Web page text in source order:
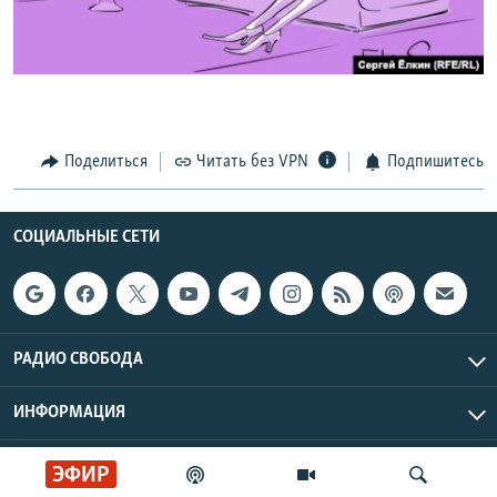
ПОДПИШИТЕСЬ НА РАССЫЛКУ
Все сайты РСЕ/РС
ЭФИР
Поделиться Читать без VPN Подпишитесь
СОЦИАЛЬНЫЕ СЕТИ
РАДИО СВОБОДА
ИНФОРМАЦИЯ
Радио Свобода © 2026 RFE/RL, Inc. | Все права защищены.